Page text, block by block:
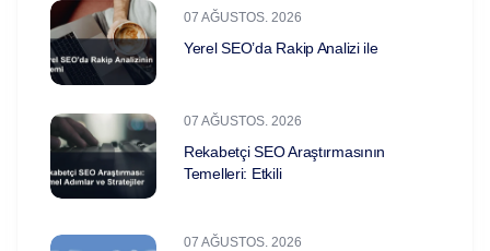
07 AĞUSTOS. 2026
Yerel SEO’da Rakip Analizi ile
07 AĞUSTOS. 2026
Rekabetçi SEO Araştırmasının
Temelleri: Etkili
07 AĞUSTOS. 2026